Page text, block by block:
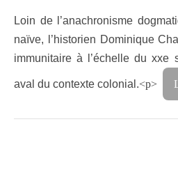
Loin de l’anachronisme
naïve, l’historien Dominique
immunitaire à l’échelle du
aval du contexte colonial.<p>